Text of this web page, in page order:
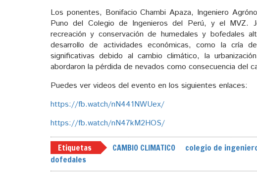
Los ponentes, Bonifacio Chambi Apaza, Ingeniero
Puno del Colegio de Ingenieros del Perú, y el MVZ.
recreación y conservación de humedales y bofedales
desarrollo de actividades económicas, como la cría
significativas debido al cambio climático, la
abordaron la pérdida de nevados como consecuencia del
Puedes ver videos del evento en los siguientes enlaces:
https://fb.watch/nN441NWUex/
https://fb.watch/nN47kM2HOS/
Etiquetas CAMBIO CLIMATICO colegio de
dofedales